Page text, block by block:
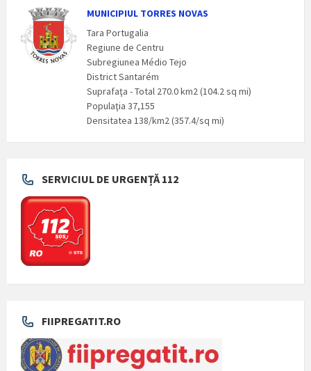
MUNICIPIUL TORRES NOVAS
Tara Portugalia
Regiune de Centru
Subregiunea Médio Tejo
District Santarém
Suprafaţa - Total 270.0 km2 (104.2 sq mi)
Populaţia 37,155
Densitatea 138/km2 (357.4/sq mi)
SERVICIUL DE URGENȚĂ 112
FIIPREGATIT.RO